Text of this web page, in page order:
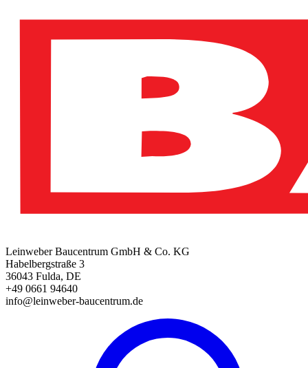
Leinweber Baucentrum GmbH & Co. KG
Habelbergstraße 3
36043 Fulda, DE
+49 0661 94640
info@leinweber-baucentrum.de